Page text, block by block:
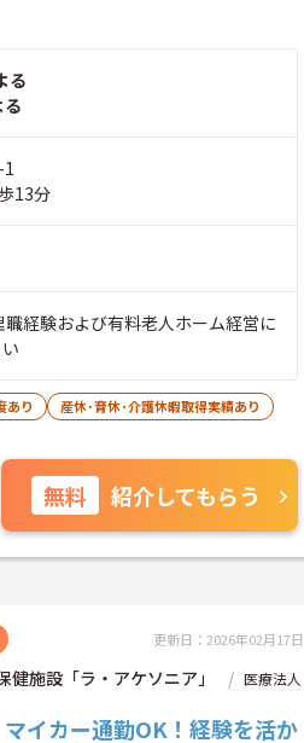
る
1
13分
経験および有料老人ホーム経営に
あり
産休･育休･介護休暇取得実績あり
無料 紹介してもらう
更新日：2026年02月17日
施設「ラ・アケソニア」
医療法人
マイカー通勤OK！経験を活か